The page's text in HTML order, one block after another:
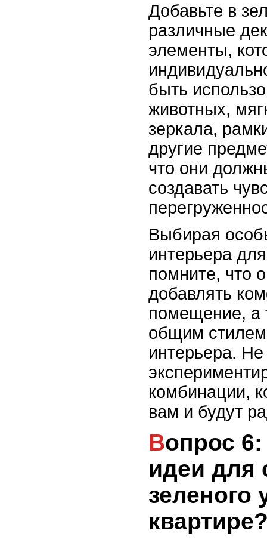
Добавьте в
различные
элементы,
быть
животных,
зеркала,
другие
что они
создавать
Выбирая
интерьера
помните, что
добавлять
помещение, а
общим
интерьера.
комбинации,
вам и будут
Вопрос 6: Какие есть
идеи для
зеленого